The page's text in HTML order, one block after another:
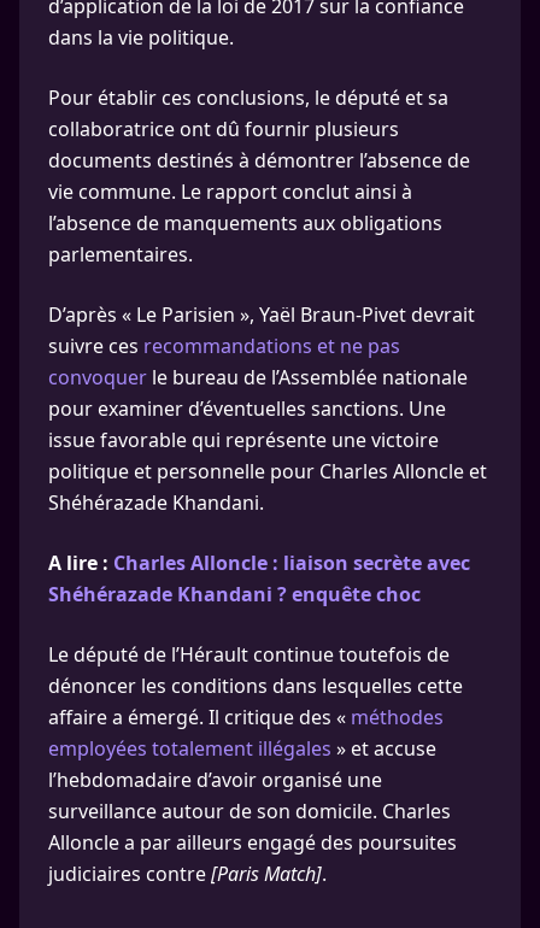
d’application de la loi de 2017 sur la confiance
dans la vie politique.
Pour établir ces conclusions, le député et sa
collaboratrice ont dû fournir plusieurs
documents destinés à démontrer l’absence de
vie commune. Le rapport conclut ainsi à
l’absence de manquements aux obligations
parlementaires.
D’après « Le Parisien », Yaël Braun-Pivet devrait
suivre ces recommandations et ne pas
convoquer le bureau de l’Assemblée nationale
pour examiner d’éventuelles sanctions. Une
issue favorable qui représente une victoire
politique et personnelle pour Charles Alloncle et
Shéhérazade Khandani.
A lire : Charles Alloncle : liaison secrète avec
Shéhérazade Khandani ? enquête choc
Le député de l’Hérault continue toutefois de
dénoncer les conditions dans lesquelles cette
affaire a émergé. Il critique des « méthodes
employées totalement illégales » et accuse
l’hebdomadaire d’avoir organisé une
surveillance autour de son domicile. Charles
Alloncle a par ailleurs engagé des poursuites
judiciaires contre[Paris Match].